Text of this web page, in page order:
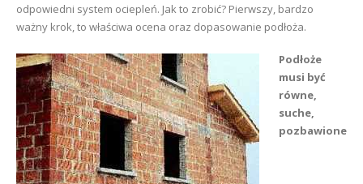
odpowiedni system ociepleń. Jak to zrobić? Pierwszy, bardzo
ważny krok, to właściwa ocena oraz dopasowanie podłoża.
Podłoże
musi być
równe,
suche,
pozbawione